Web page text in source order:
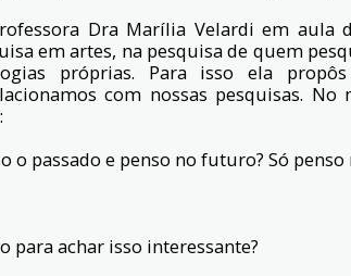
Dra Marília Velardi em aula
em artes, na pesquisa de quem
próprias. Para isso ela
com nossas pesquisas. No
o passado e penso no futuro? Só
para achar isso interessante?